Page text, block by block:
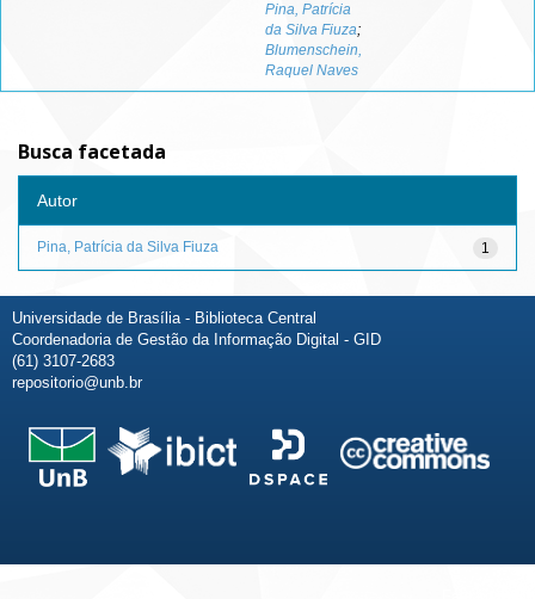
Pina, Patrícia
da Silva Fiuza;
Blumenschein,
Raquel Naves
Busca facetada
Autor
1
Pina, Patrícia da Silva Fiuza
Universidade de Brasília - Biblioteca Central
Coordenadoria de Gestão da Informação Digital - GID
(61) 3107-2683
repositorio@unb.br